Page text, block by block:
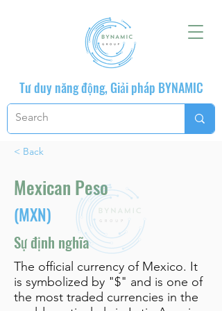
Tư duy năng động, Giải pháp BYNAMIC
< Back
Mexican Peso
(MXN)
Sự định nghĩa
The official currency of Mexico. It
is symbolized by "$" and is one of
the most traded currencies in the